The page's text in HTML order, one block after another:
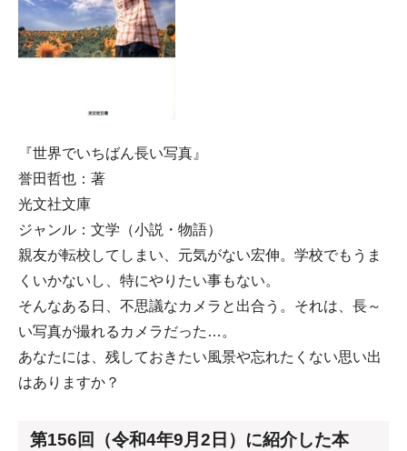
『世界でいちばん長い写真』
誉田哲也：著
光文社文庫
ジャンル：文学（小説・物語）
親友が転校してしまい、元気がない宏伸。学校でもうま
くいかないし、特にやりたい事もない。
そんなある日、不思議なカメラと出合う。それは、長～
い写真が撮れるカメラだった…。
あなたには、残しておきたい風景や忘れたくない思い出
はありますか？
第156回（令和4年9月2日）に紹介した本